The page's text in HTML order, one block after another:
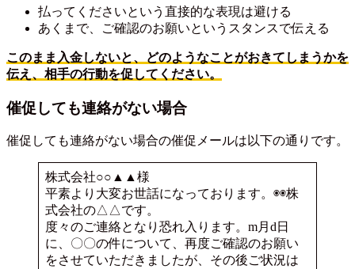
払ってくださいという直接的な表現は避ける
あくまで、ご確認のお願いというスタンスで伝える
このまま入金しないと、どのようなことがおきてしまうかを
伝え、相手の行動を促してください。
催促しても連絡がない場合
催促しても連絡がない場合の催促メールは以下の通りです。
株式会社○○▲▲様
平素より大変お世話になっております。◉◉株
式会社の△△です。
度々のご連絡となり恐れ入ります。m月d日
に、〇〇の件について、再度ご確認のお願い
をさせていただきましたが、その後ご状況は